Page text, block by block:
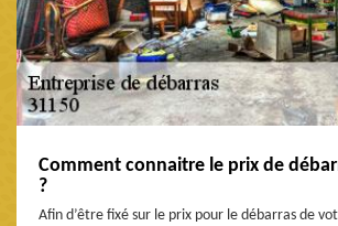
Comment connaitre le prix de
?
Afin d’être fixé sur le prix pour le débarras de